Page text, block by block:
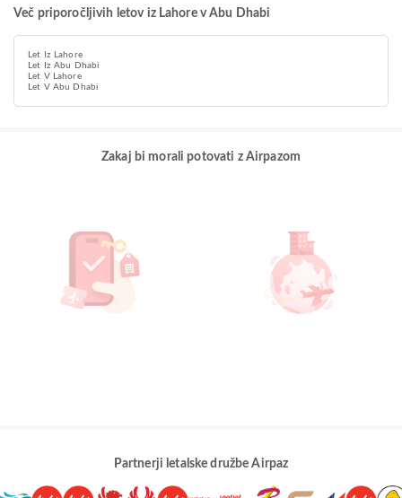
Več priporočljivih letov iz Lahore v Abu Dhabi
Let Iz Lahore
Let Iz Abu Dhabi
Let V Lahore
Let V Abu Dhabi
Zakaj bi morali potovati z Airpazom
Partnerji letalske družbe Airpaz